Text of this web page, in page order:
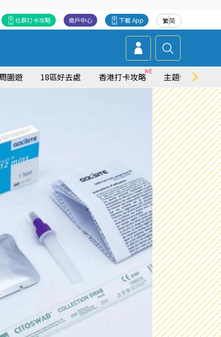
繁简
下載 App
商戶中心
社群打卡攻略
圍遊 18區好去處 香港打卡攻略 主題特集